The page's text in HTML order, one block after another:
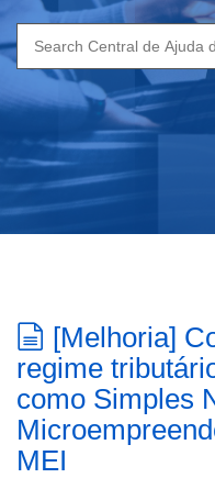
Search
for:
[Melhoria]
regime
como Simples
MEI